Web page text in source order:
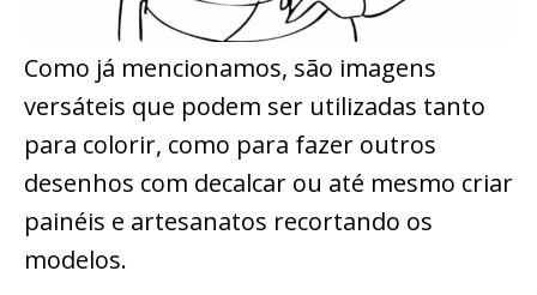
Como já mencionamos, são imagens
versáteis que podem ser utilizadas tanto
para colorir, como para fazer outros
desenhos com decalcar ou até mesmo criar
painéis e artesanatos recortando os
modelos.